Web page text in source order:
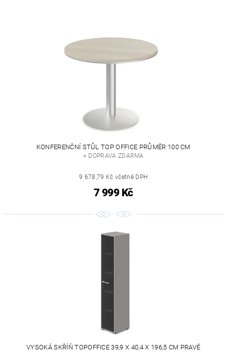
KONFERENČNÍ STŮL TOP OFFICE PRŮMĚR 100 CM
+ DOPRAVA ZDARMA
9 678,79 Kč včetně DPH
7 999 Kč
VYSOKÁ SKŘÍŇ TOPOFFICE 39,9 X 40,4 X 196,5 CM PRAVÉ